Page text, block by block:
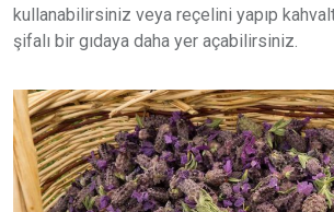
kullanabilirsiniz veya reçelini yapıp
şifalı bir gıdaya daha yer açabilirsiniz.